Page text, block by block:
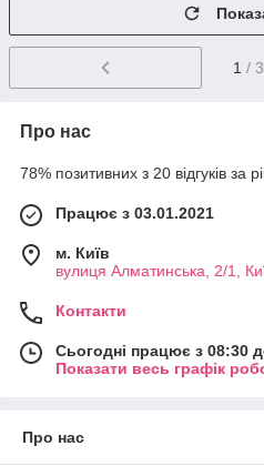
1 / 3
Про нас
78% позитивних з 20 відгуків за
Працює з 03.01.2021
м. Київ
вулиця Алматинська, 2/1,
Контакти
Сьогодні працює з 08:30
Показати весь графік
Про нас